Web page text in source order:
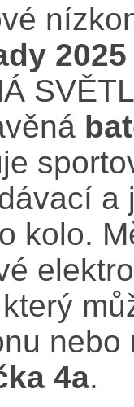
2025
kolo.
4a.